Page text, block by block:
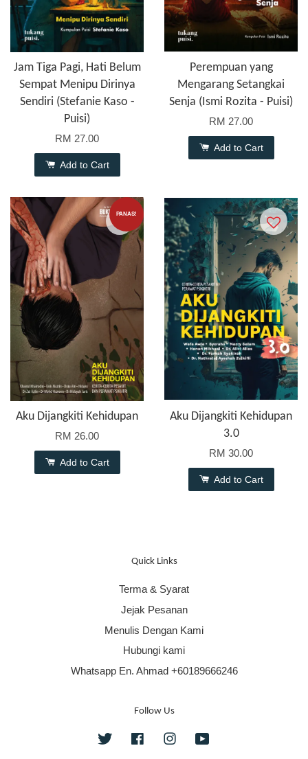
Jam Tiga Pagi, Hati Belum
Sempat Menipu Dirinya
Sendiri (Stefanie Kaso -
Puisi)
RM 27.00
Add to Cart
Perempuan yang
Mengarang Setangkai
Senja (Ismi Rozita - Puisi)
RM 27.00
Add to Cart
PANAS!
Aku Dijangkiti Kehidupan
RM 26.00
Add to Cart
Aku Dijangkiti Kehidupan
3.0
RM 30.00
Add to Cart
Quick Links
Terma & Syarat
Jejak Pesanan
Menulis Dengan Kami
Hubungi kami
Whatsapp En. Ahmad +60189666246
Follow Us
Twitter FacebookInstagram